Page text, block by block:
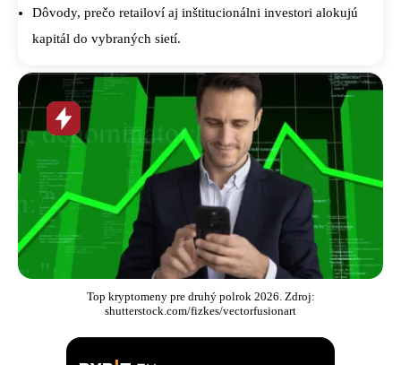
Dôvody, prečo retailoví aj inštitucionálni investori alokujú
kapitál do vybraných sietí.
Top kryptomeny pre druhý polrok 2026. Zdroj:
shutterstock.com/fizkes/vectorfusionart